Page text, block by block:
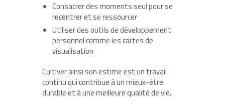
Consacrer des moments seul pour se
recentrer et se ressourcer
Utiliser des outils de développement
personnel comme les cartes de
visualisation
Cultiver ainsi son estime est un travail
continu qui contribue à un mieux-être
durable et à une meilleure qualité de vie.